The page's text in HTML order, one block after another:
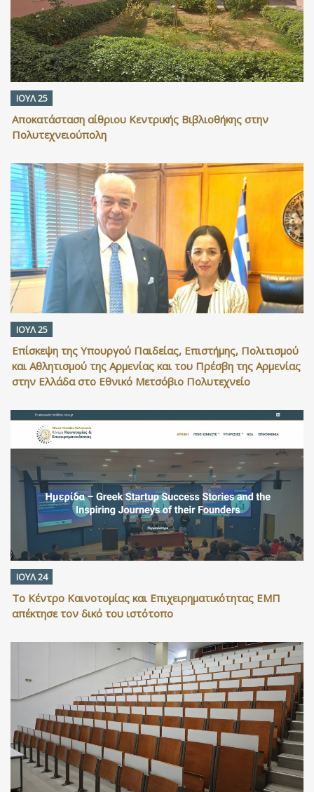
ΙΟΥΛ 25
Αποκατάσταση αίθριου Κεντρικής Βιβλιοθήκης στην
Πολυτεχνειούπολη
ΙΟΥΛ 25
Επίσκεψη της Υπουργού Παιδείας, Επιστήμης, Πολιτισμού
και Αθλητισμού της Αρμενίας και του Πρέσβη της Αρμενίας
στην Ελλάδα στο Εθνικό Μετσόβιο Πολυτεχνείο
ΙΟΥΛ 24
Το Κέντρο Καινοτομίας και Επιχειρηματικότητας ΕΜΠ
απέκτησε τον δικό του ιστότοπο